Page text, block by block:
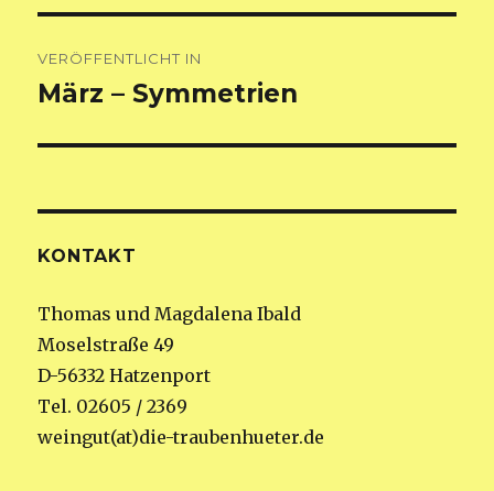
VERÖFFENTLICHT IN
März – Symmetrien
KONTAKT
Thomas und Magdalena Ibald
Moselstraße 49
D-56332 Hatzenport
Tel. 02605 / 2369
weingut(at)die-traubenhueter.de